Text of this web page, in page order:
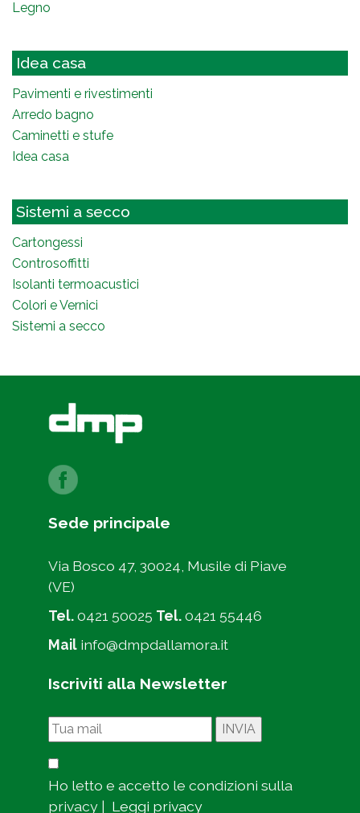
Legno
Idea casa
Pavimenti e rivestimenti
Arredo bagno
Caminetti e stufe
Idea casa
Sistemi a secco
Cartongessi
Controsoffitti
Isolanti termoacustici
Colori e Vernici
Sistemi a secco
Sede principale
Via Bosco 47, 30024, Musile di Piave
(VE)
Tel.0421 50025 Tel.0421 55446
Mailinfo@dmpdallamora.it
Iscriviti alla Newsletter
Ho letto e accetto le condizioni sulla
privacy | Leggi privacy